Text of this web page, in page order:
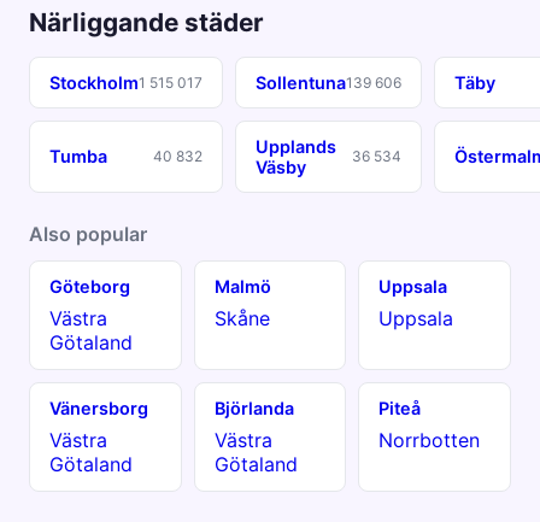
Närliggande städer
Stockholm1 515 017 Sollentuna139 606 Täby
Tumba 40 832
Upplands
Väsby
36 534
Also popular
Göteborg
Västra
Götaland
Malmö
Skåne
Uppsala
Uppsala
Vänersborg
Västra
Götaland
Björlanda
Västra
Götaland
Piteå
Norrbotten